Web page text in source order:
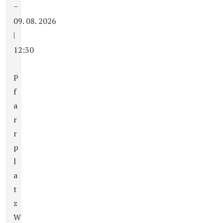
–
09. 08. 2026
|
12:30
P
f
a
r
r
p
l
a
t
z
W